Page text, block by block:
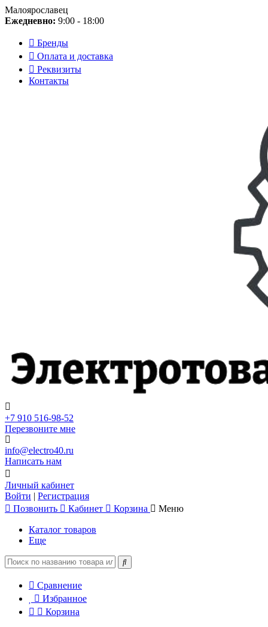
Малоярославец
Ежедневно: 9:00 - 18:00
Бренды
Оплата и доставка
Реквизиты
Контакты
+7 910 516-98-52
Перезвоните мне
info@electro40.ru
Написать нам
Личный кабинет
Войти | Регистрация
Позвонить
Кабинет Корзина Меню
Каталог товаров
Еще
Сравнение
Избранное
Корзина